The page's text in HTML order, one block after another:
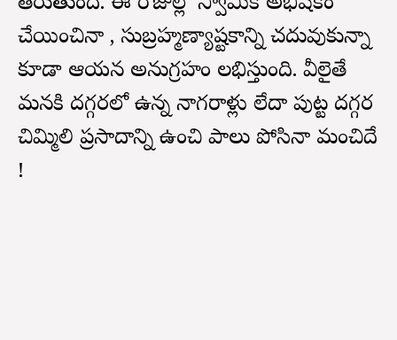
చేయించినా , సుబ్రహ్మణ్యాష్టకాన్ని చదువుకున్నా
కూడా ఆయన అనుగ్రహం లభిస్తుంది. వీలైతే
మనకి దగ్గరలో ఉన్న నాగరాళ్లు లేదా పుట్ట దగ్గర
చిమ్మిలి ప్రసాదాన్ని ఉంచి పాలు పోసినా మంచిదే
!